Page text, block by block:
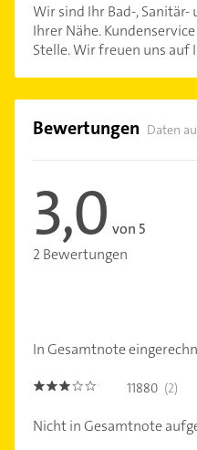
Wir sind Ihr Bad-,
Ihrer Nähe.
Stelle. Wir freuen uns auf
Bewertungen Daten
3,0 von 5
2 Bewertungen
In Gesamtnote
3.0 11880 (2)
Nicht in Gesamtnote